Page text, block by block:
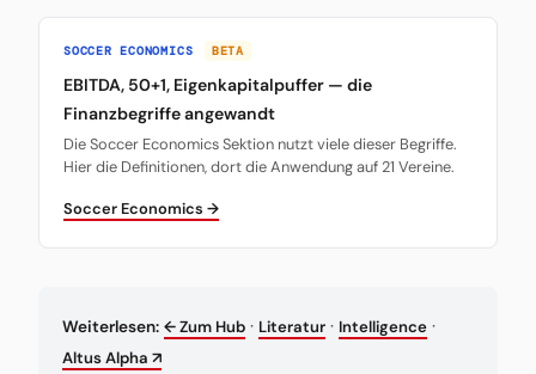
SOCCER ECONOMICS BETA
EBITDA, 50+1, Eigenkapitalpuffer — die
Finanzbegriffe angewandt
Die Soccer Economics Sektion nutzt viele dieser Begriffe.
Hier die Definitionen, dort die Anwendung auf 21 Vereine.
Soccer Economics →
Weiterlesen: ← Zum Hub · Literatur · Intelligence ·
Altus Alpha ↗